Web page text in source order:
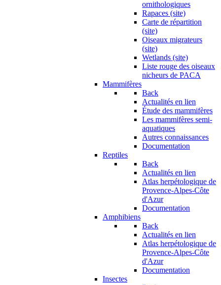
ornithologiques
Rapaces (site)
Carte de répartition
(site)
Oiseaux migrateurs
(site)
Wetlands (site)
Liste rouge des oiseaux
nicheurs de PACA
Mammifères
Back
Actualités en lien
Étude des mammifères
Les mammifères semi-
aquatiques
Autres connaissances
Documentation
Reptiles
Back
Actualités en lien
Atlas herpétologique de
Provence-Alpes-Côte
d'Azur
Documentation
Amphibiens
Back
Actualités en lien
Atlas herpétologique de
Provence-Alpes-Côte
d'Azur
Documentation
Insectes